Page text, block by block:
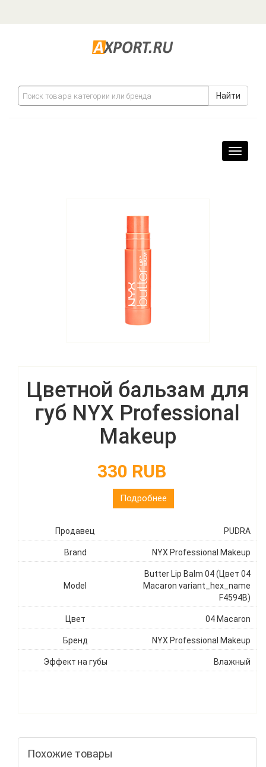
Найти
Цветной бальзам для
губ NYX Professional
Makeup
330 RUB
Подробнее
Продавец PUDRA
Brand NYX Professional Makeup
Model
Butter Lip Balm 04 (Цвет 04
Macaron variant_hex_name
F4594B)
Цвет 04 Macaron
Бренд NYX Professional Makeup
Эффект на губы Влажный
Похожие товары